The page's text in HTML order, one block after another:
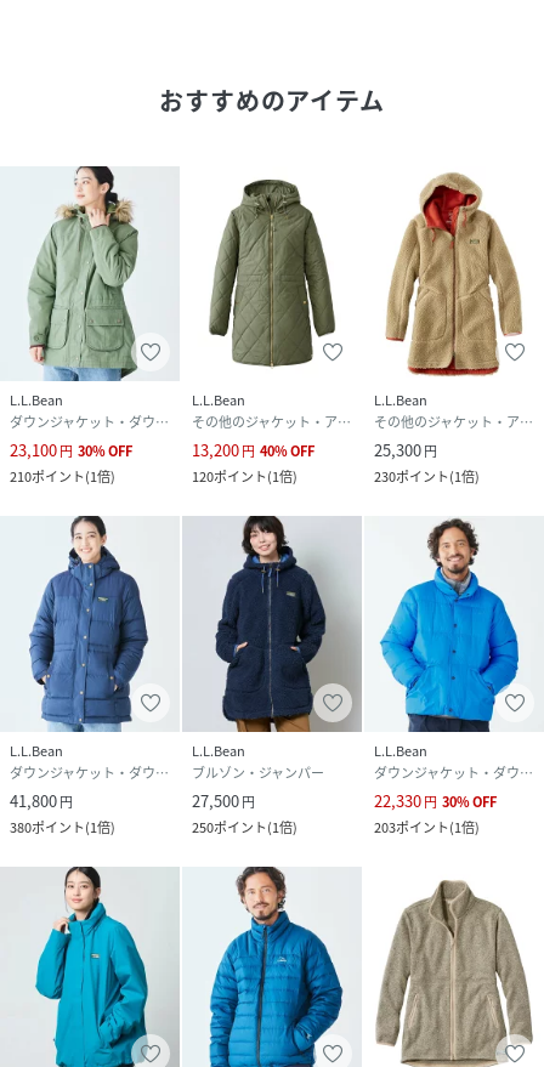
と左内側（ジッパー開閉）
能、スナップ・ボタン付きで取り外し可能）
前開き：2ウェイ・ジッパーとスナップ・ボタン（冷気や湿
気の侵入を防ぐウインド・フラップ付き）
重さ：約1kg
追加情報
長めの丈が保温性とカバー力を発揮
耐水性、耐風性のある表地の要所をさらにナイロン素材で補
強し、耐久性をプラス
ダウンテック・撥水加工により、加工のないダウンより水分
を吸収しにくく、速乾性に優れたダウンを使用
ゴム入りの袖口は、フィットの調節が可能なタブとスナッ
ウエスト内側にドローコード入り
左胸に当社のクラシックなカタディン・ロゴ・ラベル付き
モデル身長：164cm 着用サイズ：Abrn/BrghtMr/M
性別タイプ レディース
原産国 バングラデシュ
素材
表地:ポリエステル100%
肩・襟・ポケット縁取り・袖口・裾・内部ポケ
ットの縫い合わせ:ナイロン100%
裏地:ポリエステル100%
フェザー20%
サイズ XS、S、M、L
クリーニング 洗濯機洗い可
品番
JW6782_521531
521531-D68-053 JW6782
おすすめのアイテム
L.L.Bean
ダウンジャケット・ダウンベスト
23,100円 30%OFF
210ポイント(1倍)
L.L.Bean
その他のジャケット・アウター
13,200円 40%OFF
120ポイント(1倍)
L.L.Bean
その他のジャケット・アウター
25,300円
230ポイント(1倍)
L.L.Bean
ダウンジャケット・ダウンベスト
41,800円
380ポイント(1倍)
L.L.Bean
ブルゾン・ジャンパー
27,500円
250ポイント(1倍)
L.L.Bean
ダウンジャケット・ダウンベスト
22,330円 30%OFF
203ポイント(1倍)